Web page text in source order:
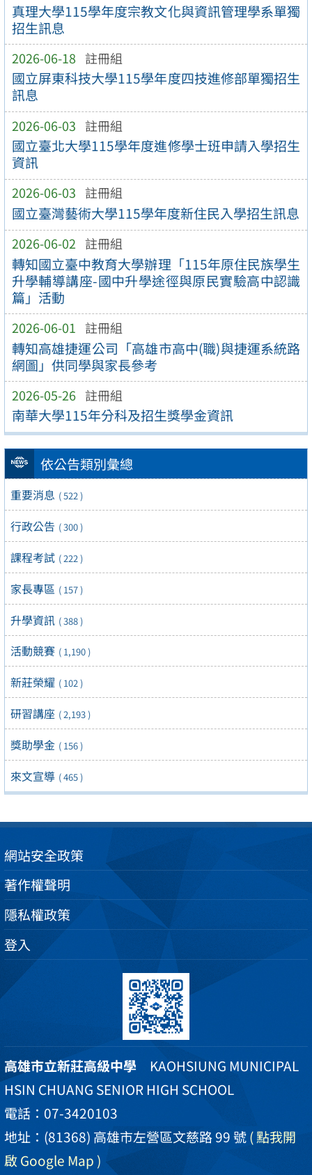
真理大學115學年度宗教文化與資訊管理學系單獨
招生訊息
2026-06-18 註冊組
國立屏東科技大學115學年度四技進修部單獨招生
訊息
2026-06-03 註冊組
國立臺北大學115學年度進修學士班申請入學招生
資訊
2026-06-03 註冊組
國立臺灣藝術大學115學年度新住民入學招生訊息
2026-06-02 註冊組
轉知國立臺中教育大學辦理「115年原住民族學生
升學輔導講座-國中升學途徑與原民實驗高中認識
篇」活動
2026-06-01 註冊組
轉知高雄捷運公司「高雄市高中(職)與捷運系統路
網圖」供同學與家長參考
2026-05-26 註冊組
南華大學115年分科及招生獎學金資訊
依公告類別彙總
重要消息 ( 522 )
行政公告 ( 300 )
課程考試 ( 222 )
家長專區 ( 157 )
升學資訊 ( 388 )
活動競賽 ( 1,190 )
新莊榮耀 ( 102 )
研習講座 ( 2,193 )
獎助學金 ( 156 )
來文宣導 ( 465 )
網站安全政策
著作權聲明
隱私權政策
登入
高雄市立新莊高級中學 KAOHSIUNG MUNICIPAL
HSIN CHUANG SENIOR HIGH SCHOOL
電話：07-3420103
地址：(81368) 高雄市左營區文慈路 99 號( 點我開
啟 Google Map )